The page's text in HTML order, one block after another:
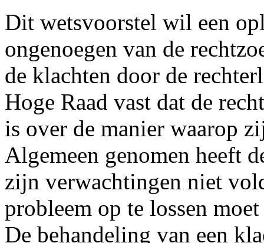
Dit wetsvoorstel wil een
ongenoegen van de
de klachten door de
Hoge Raad vast dat de
is over de manier waarop
Algemeen genomen heeft
zijn verwachtingen niet
probleem op te lossen
De behandeling van een